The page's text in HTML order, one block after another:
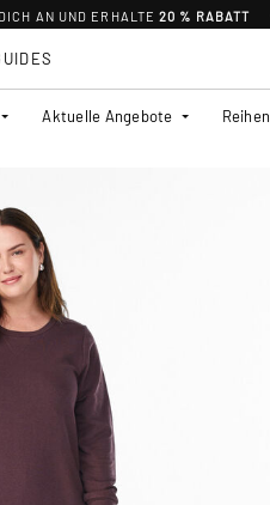
AN UND ERHALTE20 % RABATT
Aktuelle Angebote Reihen